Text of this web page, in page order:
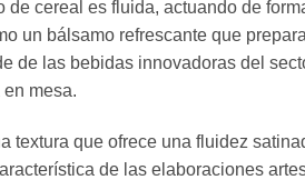
cereal es fluida, actuando de
un bálsamo refrescante que
de las bebidas innovadoras del
mesa.
que ofrece una fluidez
de las elaboraciones